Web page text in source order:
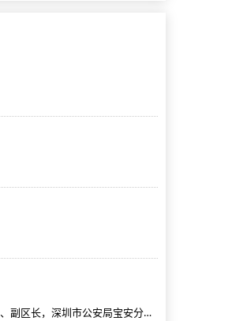
深圳市宝安区政府党组成员、副区长，深圳市公安局宝安分局党委书记、局长、督察长，区委政法委第一副书记